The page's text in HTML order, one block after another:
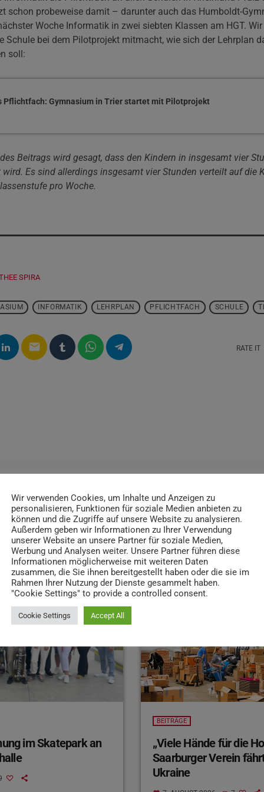
schon probeweise damit – darunter auch das Humboldt-
Woche Informatik in zwei siebten Klassen am HGT.
Schule bei dem Pilotprojekt mitmacht, wie sich der Lehrplan
soll:
Pflichtfach: Gymnasium in Trier startet mit Pilotprojekt
Beitrags wird gesagt, dass den Kindern in insgesamt vier
Es sind allerdings insgesamt vier Stunden verteilt auf die
pro Woche.
SPIRA
INFORMATIK LEHRPLAN PFLICHTFACH SCHULE
email RATE IT
insert_link
im Skatepark an
BEITRÄGE
„Viele Hände für die
Saarburger Verein
Ukraine
Wir verwenden Cookies, um Inhalte und Anzeigen zu
personalisieren, Funktionen für soziale Medien anbieten zu
können und die Zugriffe auf unsere Website zu analysieren.
Außerdem geben wir Informationen zu Ihrer Verwendung
unserer Website an unsere Partner für soziale Medien,
Werbung und Analysen weiter. Unsere Partner führen diese
Informationen möglicherweise mit weiteren Daten
zusammen, die Sie ihnen bereitgestellt haben oder die sie im
Rahmen Ihrer Nutzung der Dienste gesammelt haben.
"Cookie Settings" to provide a controlled consent.
Cookie Settings Accept All